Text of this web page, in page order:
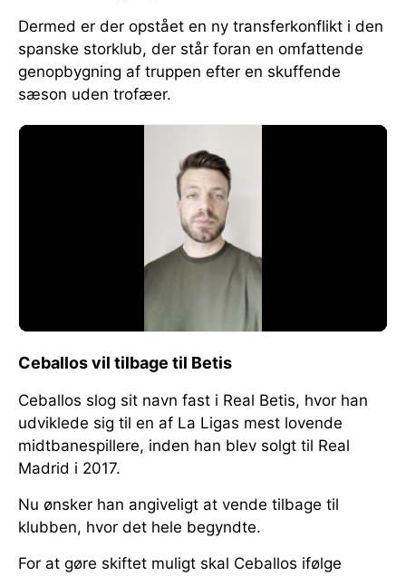
Dermed er der opstået en ny transferkonflikt i den
spanske storklub, der står foran en omfattende
genopbygning af truppen efter en skuffende
sæson uden trofæer.
Ceballos vil tilbage til Betis
Ceballos slog sit navn fast i Real Betis, hvor han
udviklede sig til en af La Ligas mest lovende
midtbanespillere, inden han blev solgt til Real
Madrid i 2017.
Nu ønsker han angiveligt at vende tilbage til
klubben, hvor det hele begyndte.
For at gøre skiftet muligt skal Ceballos ifølge